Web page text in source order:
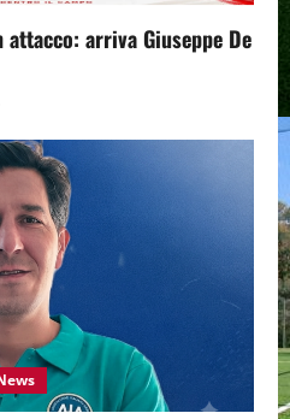
arriva Giuseppe De